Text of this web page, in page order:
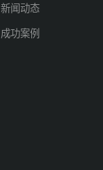
新闻动态
成功案例